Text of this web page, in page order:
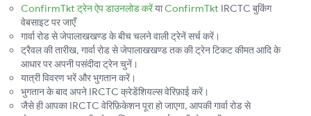
ConfirmTkt ट्रेन ऐप डाउनलोड करेंयाConfirmTkt IRCTC बुकिंग
वेबसाइट पर जाएँ
गार्वा रोड से जेपालाखखण्ड के बीच चलने वाली ट्रेनें सर्च करें।
ट्रैवल की तारीख, गार्वा रोड से जेपालाखखण्ड तक की ट्रेन टिकट कीमत आदि के
आधार पर अपनी पसंदीदा ट्रेन चुनें।
यात्री विवरण भरें और भुगतान करें।
भुगतान के बाद अपने IRCTC क्रेडेंशियल्स वेरिफ़ाई करें।
जैसे ही आपका IRCTC वेरिफ़िकेशन पूरा हो जाएगा, आपकी गार्वा रोड से